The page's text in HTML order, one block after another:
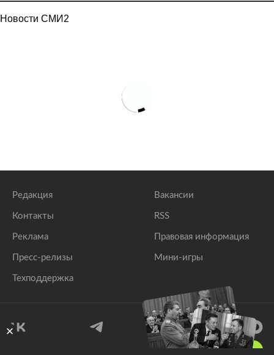
Новости СМИ2
Редакция
Контакты
Реклама
Пресс-релизы
Техподдержка
Вакансии
RSS
Правовая информация
Мини-игры